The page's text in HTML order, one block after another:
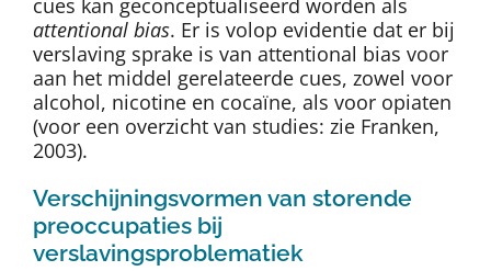
cues kan geconceptualiseerd worden als
attentional bias. Er is volop evidentie dat er bij
verslaving sprake is van attentional bias voor
aan het middel gerelateerde cues, zowel voor
alcohol, nicotine en cocaïne, als voor opiaten
(voor een overzicht van studies: zie Franken,
2003).
Verschijningsvormen van storende
preoccupaties bij
verslavingsproblematiek